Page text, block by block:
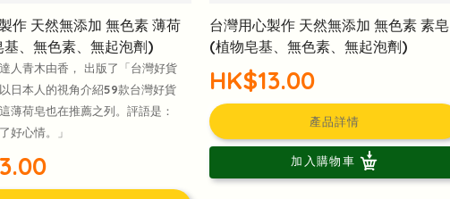
作 天然無添加 無色素 薄荷
、無色素、無起泡劑)
人青木由香， 出版了「台灣好貨
日本人的視角介紹59款台灣好貨
薄荷皂也在推薦之列。評語是：
好心情。」
台灣用心製作 天然無添加 無色素 素皂
(植物皂基、無色素、無起泡劑)
HK$13.00
產品詳情
加入購物車